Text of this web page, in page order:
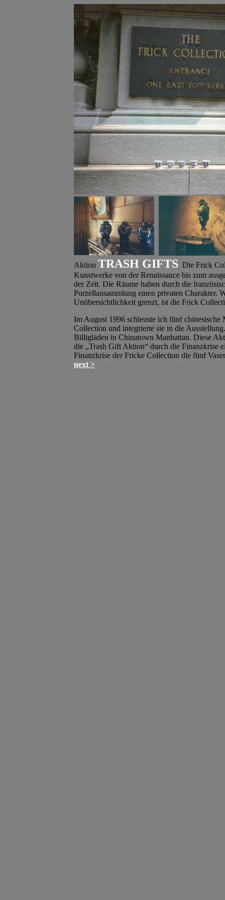
Aktion TRASH GIFTS Die Frick
Kunstwerke von der Renaissance bis zum
der Zeit. Die Räume haben durch die
Porzellansammlung einen privaten Charakter.
Unübersichtlichkeit grenzt, ist die Frick
Im August 1996 schleuste ich fünf
Collection und integrierte sie in die
Billigläden in Chinatown Manhattan. Diese
die „Trash Gift Aktion“ durch die Finanzkrise
Finanzkrise der Fricke Collection die fünf
next >